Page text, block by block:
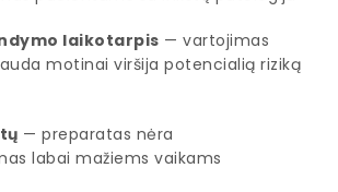
laikotarpis — vartojimas
motinai viršija potencialią riziką
— preparatas nėra
labai mažiems vaikams